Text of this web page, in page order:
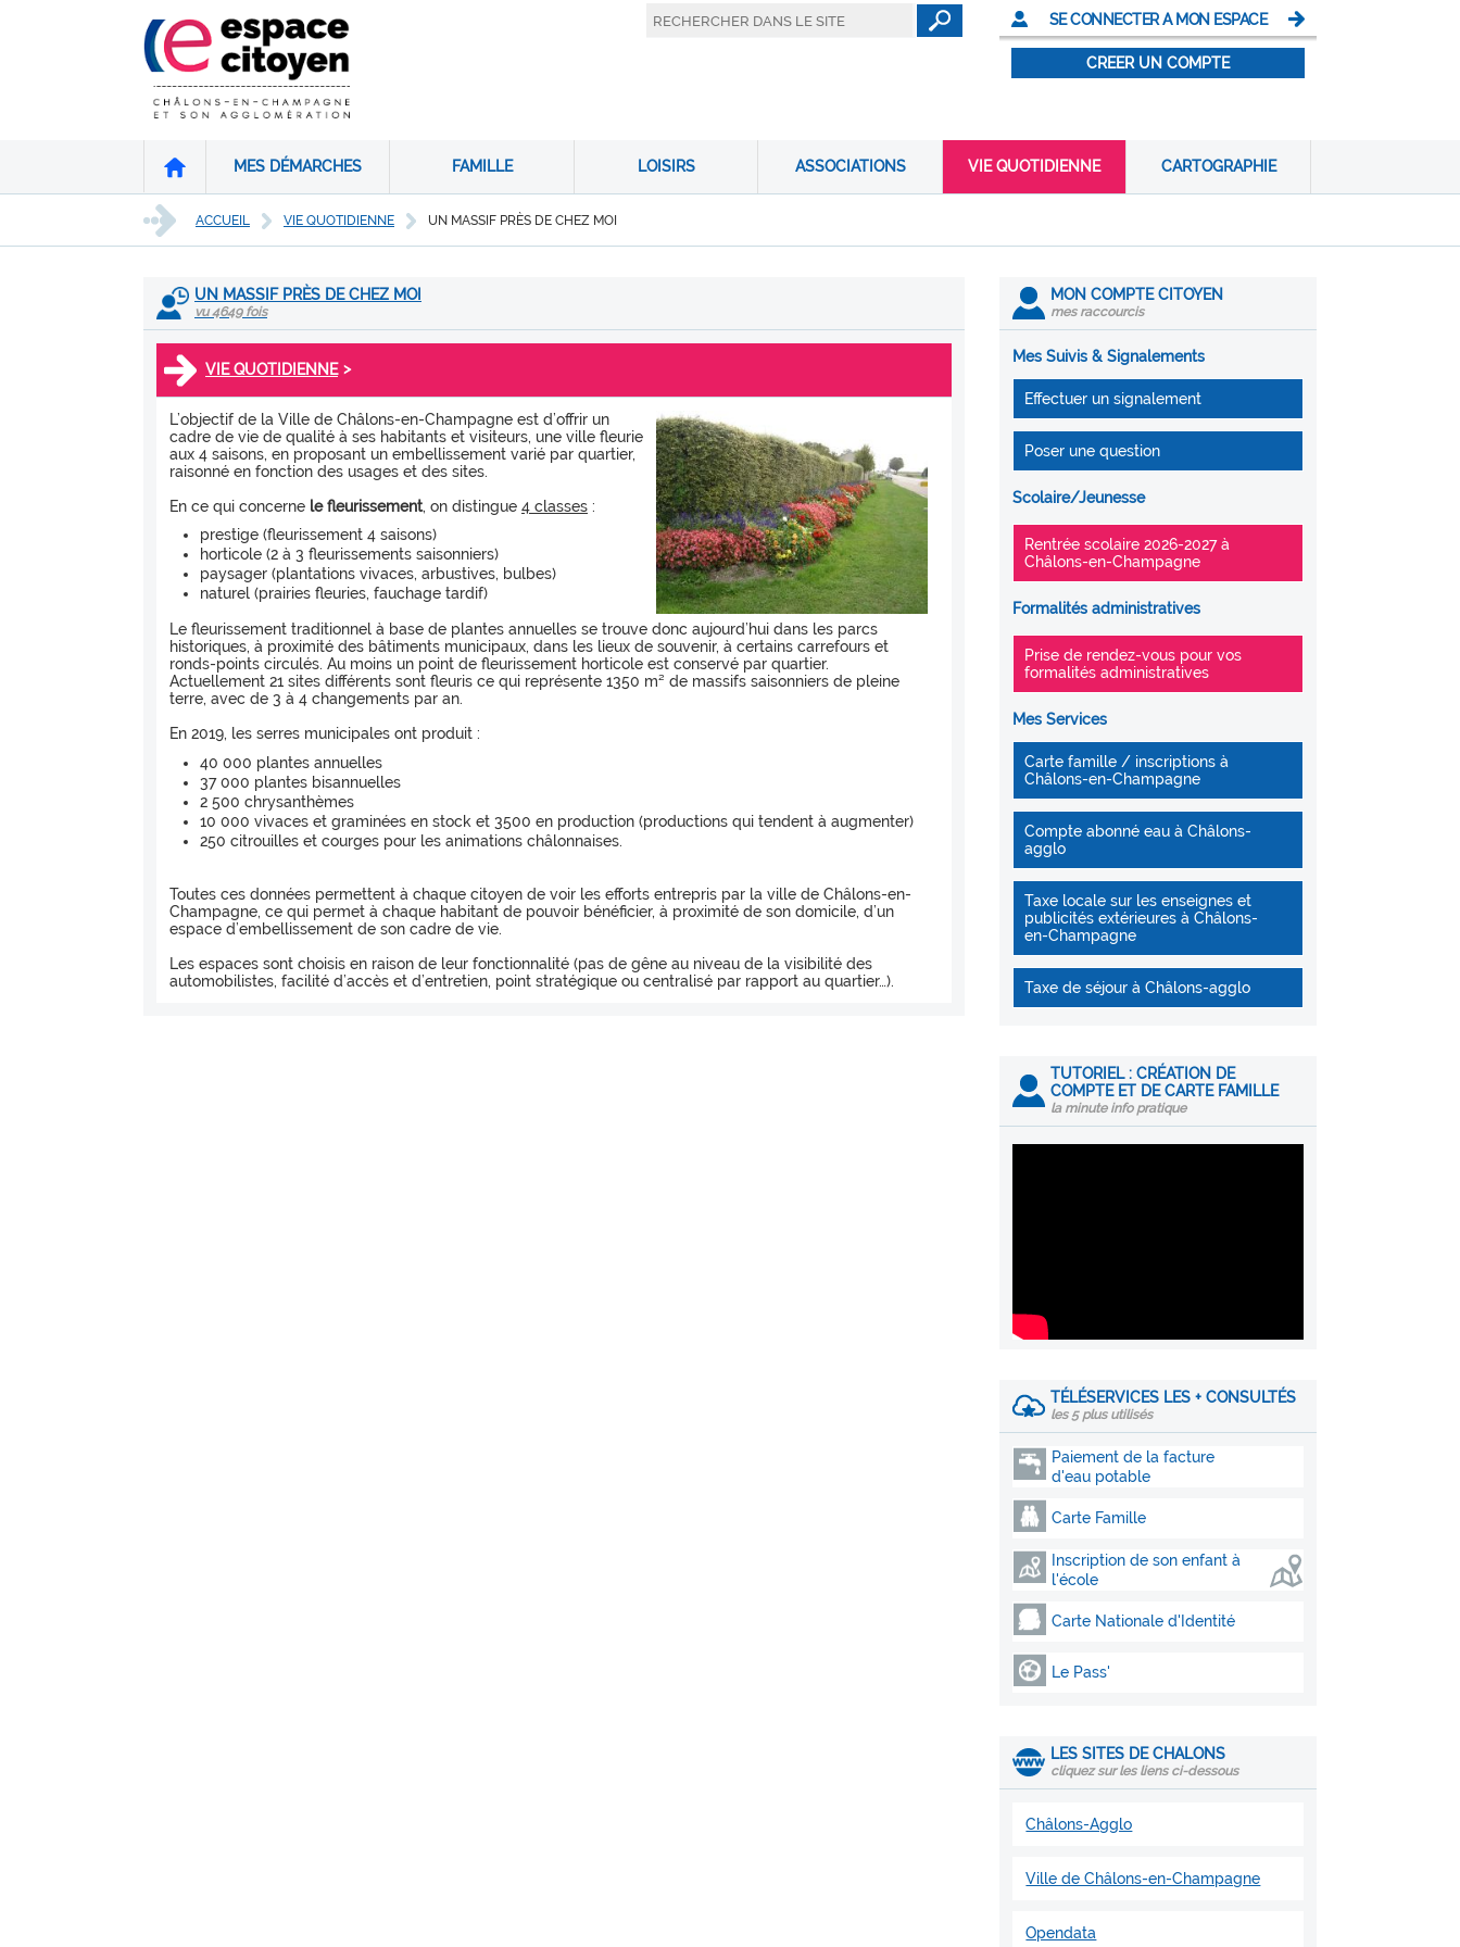
SE CONNECTER A MON ESPACE
CREER UN COMPTE
MES DÉMARCHES FAMILLE LOISIRS ASSOCIATIONS VIE QUOTIDIENNE CARTOGRAPHIE
ACCUEIL VIE QUOTIDIENNE UN MASSIF PRÈS DE CHEZ MOI
UN MASSIF PRÈS DE CHEZ MOI
vu 4649 fois
VIE QUOTIDIENNE >
L’objectif de la Ville de Châlons-en-Champagne est d’offrir un
cadre de vie de qualité à ses habitants et visiteurs, une ville fleurie
aux 4 saisons, en proposant un embellissement varié par quartier,
raisonné en fonction des usages et des sites.
En ce qui concerne le fleurissement, on distingue 4 classes :
prestige (fleurissement 4 saisons)
horticole (2 à 3 fleurissements saisonniers)
paysager (plantations vivaces, arbustives, bulbes)
naturel (prairies fleuries, fauchage tardif)
Le fleurissement traditionnel à base de plantes annuelles se trouve donc aujourd’hui dans les parcs
historiques, à proximité des bâtiments municipaux, dans les lieux de souvenir, à certains carrefours et
ronds-points circulés. Au moins un point de fleurissement horticole est conservé par quartier.
Actuellement 21 sites différents sont fleuris ce qui représente 1350 m² de massifs saisonniers de pleine
terre, avec de 3 à 4 changements par an.
En 2019, les serres municipales ont produit :
40 000 plantes annuelles
37 000 plantes bisannuelles
2 500 chrysanthèmes
10 000 vivaces et graminées en stock et 3500 en production (productions qui tendent à augmenter)
250 citrouilles et courges pour les animations châlonnaises.
Toutes ces données permettent à chaque citoyen de voir les efforts entrepris par la ville de Châlons-en-
Champagne, ce qui permet à chaque habitant de pouvoir bénéficier, à proximité de son domicile, d’un
espace d’embellissement de son cadre de vie.
Les espaces sont choisis en raison de leur fonctionnalité (pas de gêne au niveau de la visibilité des
automobilistes, facilité d’accès et d’entretien, point stratégique ou centralisé par rapport au quartier…).
MON COMPTE CITOYEN
mes raccourcis
Mes Suivis & Signalements
Effectuer un signalement
Poser une question
Scolaire/Jeunesse
Rentrée scolaire 2026-2027 à
Châlons-en-Champagne
Formalités administratives
Prise de rendez-vous pour vos
formalités administratives
Mes Services
Carte famille / inscriptions à
Châlons-en-Champagne
Compte abonné eau à Châlons-
agglo
Taxe locale sur les enseignes et
publicités extérieures à Châlons-
en-Champagne
Taxe de séjour à Châlons-agglo
TUTORIEL : CRÉATION DE
COMPTE ET DE CARTE FAMILLE
la minute info pratique
TÉLÉSERVICES LES + CONSULTÉS
les 5 plus utilisés
Paiement de la facture
d'eau potable
Carte Famille
Inscription de son enfant à
l'école
Carte Nationale d'Identité
Le Pass'
LES SITES DE CHALONS
cliquez sur les liens ci-dessous
Châlons-Agglo
Ville de Châlons-en-Champagne
Opendata